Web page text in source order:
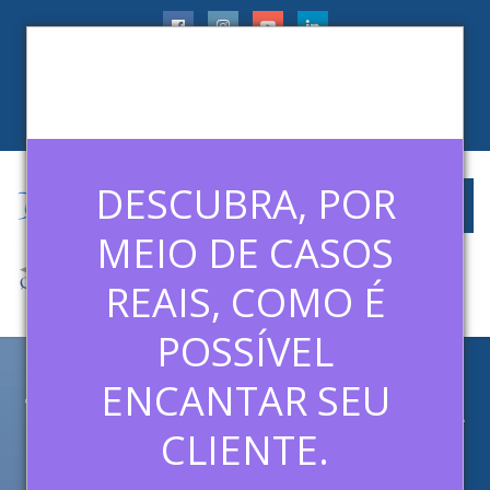
DESCUBRA, POR
MEIO DE CASOS
REAIS, COMO É
POSSÍVEL
ENCANTAR SEU
CLIENTE.
TREINAMENTO ONLINE PARA
CLIENTES: COMO FAZER E